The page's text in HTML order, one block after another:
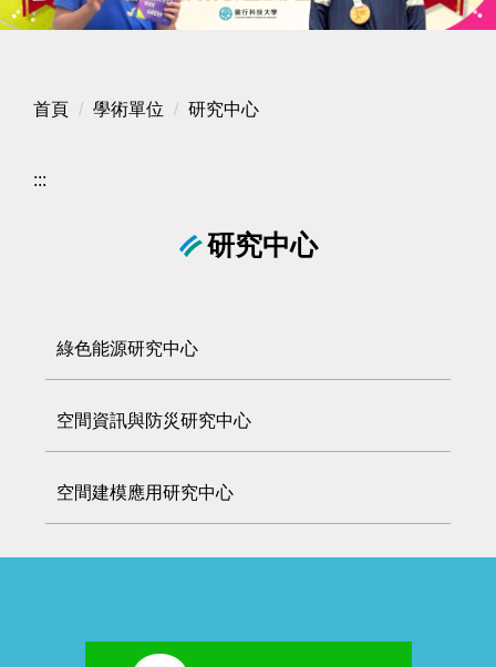
首頁 學術單位 研究中心
:::
研究中心
綠色能源研究中心
空間資訊與防災研究中心
空間建模應用研究中心